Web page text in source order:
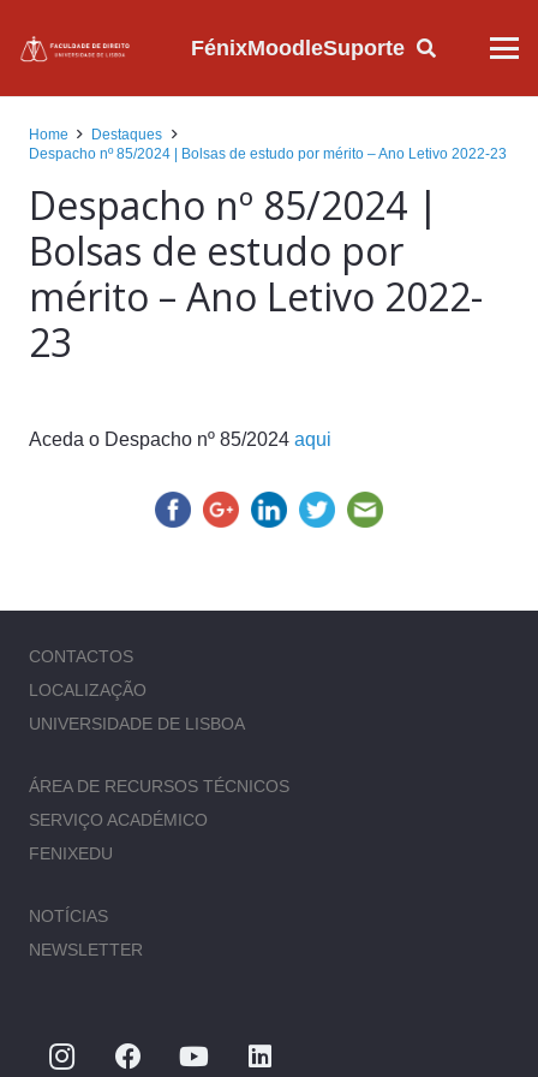
FénixMoodleSuporte
Home
Destaques
Despacho nº 85/2024 | Bolsas de estudo por mérito – Ano Letivo 2022-23
Despacho nº 85/2024 |
Bolsas de estudo por
mérito – Ano Letivo 2022-
23
Aceda o Despacho nº 85/2024 aqui
CONTACTOS
LOCALIZAÇÃO
UNIVERSIDADE DE LISBOA
ÁREA DE RECURSOS TÉCNICOS
SERVIÇO ACADÉMICO
FENIXEDU
NOTÍCIAS
NEWSLETTER